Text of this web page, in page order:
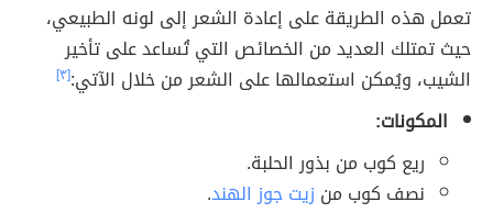
تعمل هذه الطريقة على إعادة الشعر إلى لونه الطبيعي،
حيث تمتلك العديد من الخصائص التي تُساعد على تأخير
الشيب، ويُمكن استعمالها على الشعر من خلال الآتي:[٣]
المكونات:
ريع كوب من بذور الحلبة.
نصف كوب من زيت جوز الهند.